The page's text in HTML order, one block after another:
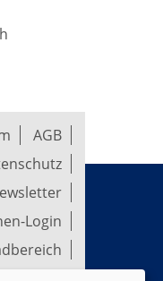
AGB
Login